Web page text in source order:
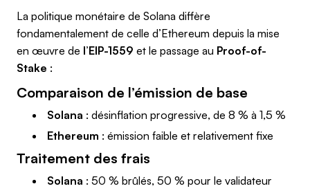
La politique monétaire de Solana diffère
fondamentalement de celle d’Ethereum depuis la mise
en œuvre de l’EIP-1559 et le passage au Proof-of-
Stake :
Comparaison de l’émission de base
Solana : désinflation progressive, de 8 % à 1,5 %
Ethereum : émission faible et relativement fixe
Traitement des frais
Solana : 50 % brûlés, 50 % pour le validateur